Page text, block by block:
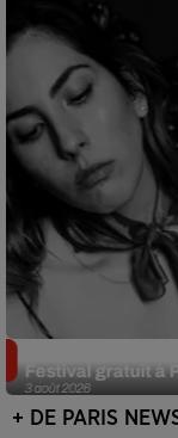
3 août 2026
Festival gratuit à
+ DE PARIS